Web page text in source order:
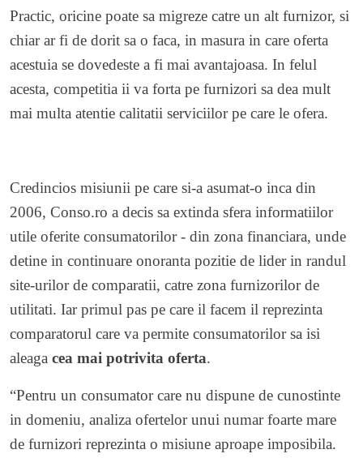
Practic, oricine poate sa migreze catre un alt furnizor, si
chiar ar fi de dorit sa o faca, in masura in care oferta
acestuia se dovedeste a fi mai avantajoasa. In felul
acesta, competitia ii va forta pe furnizori sa dea mult
mai multa atentie calitatii serviciilor pe care le ofera.
Credincios misiunii pe care si-a asumat-o inca din
2006, Conso.ro a decis sa extinda sfera informatiilor
utile oferite consumatorilor - din zona financiara, unde
detine in continuare onoranta pozitie de lider in randul
site-urilor de comparatii, catre zona furnizorilor de
utilitati. Iar primul pas pe care il facem il reprezinta
comparatorul care va permite consumatorilor sa isi
aleaga cea mai potrivita oferta.
“Pentru un consumator care nu dispune de cunostinte
in domeniu, analiza ofertelor unui numar foarte mare
de furnizori reprezinta o misiune aproape imposibila.